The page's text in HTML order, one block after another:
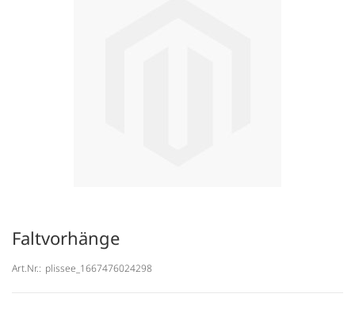
Faltvorhänge
Art.Nr.: plissee_1667476024298